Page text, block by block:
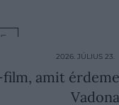
2026. JÚLIUS
amit